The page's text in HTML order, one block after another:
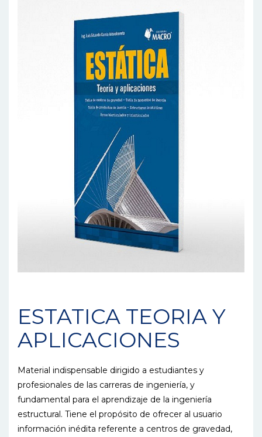
ESTATICA TEORIA Y
APLICACIONES
Material indispensable dirigido a estudiantes y
profesionales de las carreras de ingeniería, y
fundamental para el aprendizaje de la ingeniería
estructural. Tiene el propósito de ofrecer al usuario
información inédita referente a centros de gravedad,